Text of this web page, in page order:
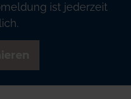
ist jederzeit